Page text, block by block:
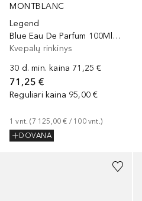
MONTBLANC
Legend
Blue Eau De Parfum 100Ml Set
Kvepalų rinkinys
30 d. min. kaina 71,25 €
71,25 €
Reguliari kaina 95,00 €
1 vnt. (7 125,00 € / 100 vnt. )
DOVANA